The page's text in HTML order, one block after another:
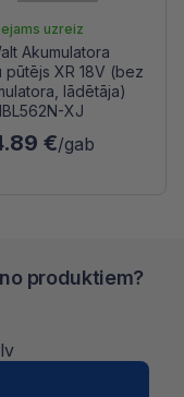
uzreiz
Akumulatora
pūtējs XR 18V (bez
lādētāja)
XJ
€/gab
produktiem?